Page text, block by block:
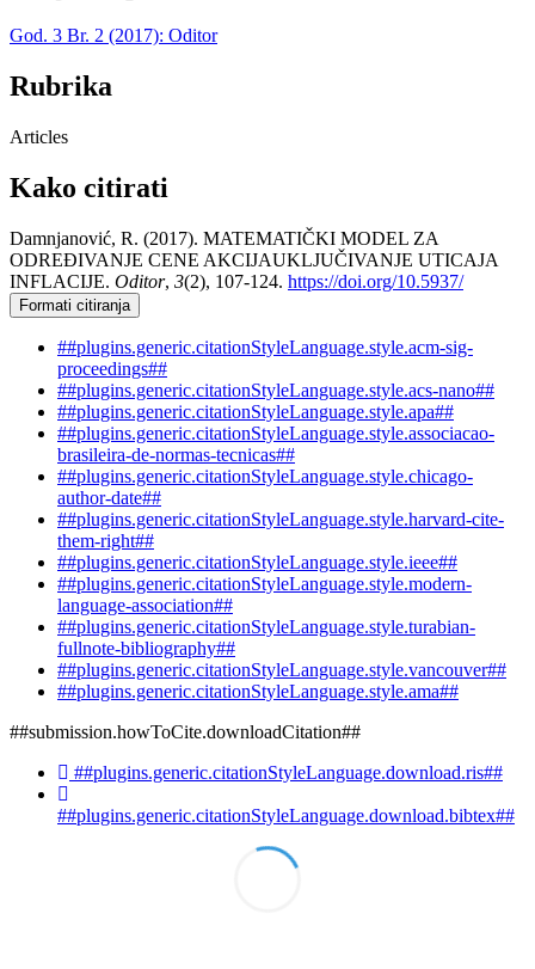
God. 3 Br. 2 (2017): Oditor
Rubrika
Articles
Kako citirati
Damnjanović, R. (2017). MATEMATIČKI MODEL ZA
ODREĐIVANJE CENE AKCIJAUKLJUČIVANJE UTICAJA
INFLACIJE. Oditor, 3(2), 107-124. https://doi.org/10.5937/
Formati citiranja
##plugins.generic.citationStyleLanguage.style.acm-sig-
proceedings##
##plugins.generic.citationStyleLanguage.style.acs-nano##
##plugins.generic.citationStyleLanguage.style.apa##
##plugins.generic.citationStyleLanguage.style.associacao-
brasileira-de-normas-tecnicas##
##plugins.generic.citationStyleLanguage.style.chicago-
author-date##
##plugins.generic.citationStyleLanguage.style.harvard-cite-
them-right##
##plugins.generic.citationStyleLanguage.style.ieee##
##plugins.generic.citationStyleLanguage.style.modern-
language-association##
##plugins.generic.citationStyleLanguage.style.turabian-
fullnote-bibliography##
##plugins.generic.citationStyleLanguage.style.vancouver##
##plugins.generic.citationStyleLanguage.style.ama##
##submission.howToCite.downloadCitation##
##plugins.generic.citationStyleLanguage.download.ris##
##plugins.generic.citationStyleLanguage.download.bibtex##